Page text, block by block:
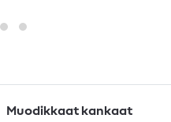
Muodikkaat kankaat